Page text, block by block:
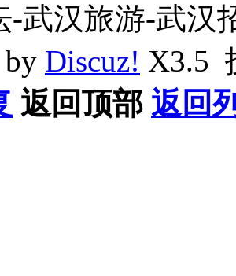
-武汉旅游-武汉
by Discuz! X3.5
返回顶部 返回